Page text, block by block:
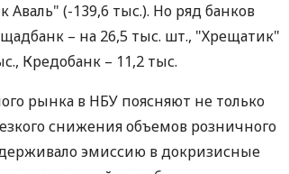
Аваль" (-139,6 тыс.). Но ряд банков
– на 26,5 тыс. шт., "Хрещатик"
Кредобанк – 11,2 тыс.
рынка в НБУ поясняют не только
снижения объемов розничного
эмиссию в докризисные